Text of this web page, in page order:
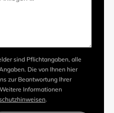
sind Pflichtangaben, alle
Die von Ihnen hier
zur Beantwortung Ihrer
Informationen
.